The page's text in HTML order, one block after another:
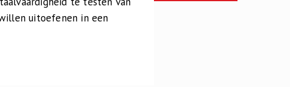
uitoefenen in een